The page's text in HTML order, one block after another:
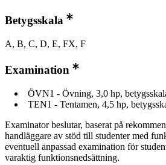
Betygsskala
A, B, C, D, E, FX, F
Examination
ÖVN1 - Övning, 3,0 hp,
TEN1 - Tentamen, 4,5 hp,
Examinator beslutar, baserat på
handläggare av stöd till studenter med
eventuell anpassad examination för
varaktig funktionsnedsättning.